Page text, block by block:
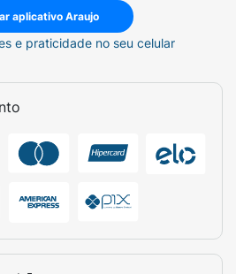
aplicativo Araujo
e praticidade no seu celular